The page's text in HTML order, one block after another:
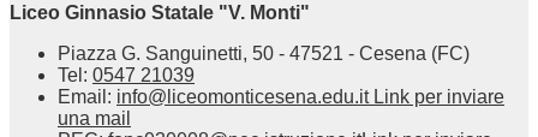
Liceo Ginnasio Statale "V. Monti"
Piazza G. Sanguinetti, 50 - 47521 - Cesena (FC)
Tel: 0547 21039
Email: info@liceomonticesena.edu.it Link per inviare
una mail